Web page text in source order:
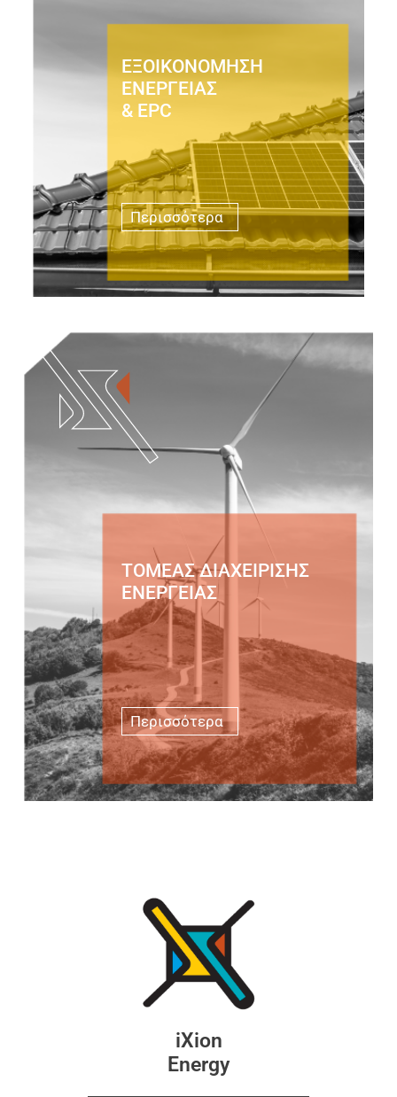
ΕΞΟΙΚΟΝΟΜΗΣΗ
ΕΝΕΡΓΕΙΑΣ
& EPC
Περισσότερα
ΤΟΜΕΑΣ ΔΙΑΧΕΙΡΙΣΗΣ
ΕΝΕΡΓΕΙΑΣ
Περισσότερα
iΧion
Energy